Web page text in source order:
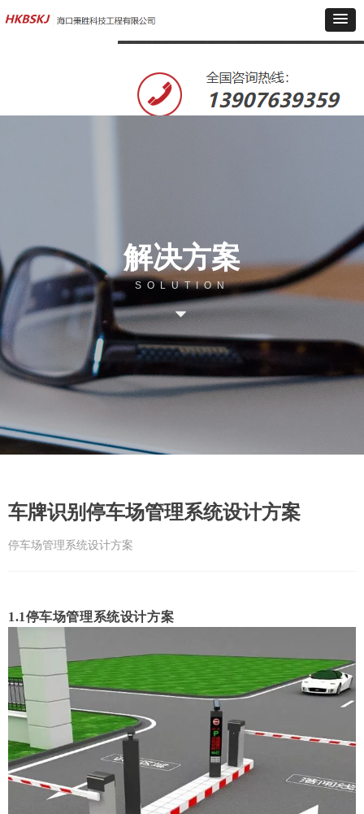
车牌识别停车场管理系统设计方案
1.1停车场管理系统设计方案
SOLUTION
뀓
解决方案
停车场管理系统设计方案